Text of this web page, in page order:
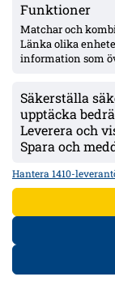
Funktioner
Matchar och
Länka olika
information som
Säkerställa
upptäcka
Leverera och
Spara och
Hantera 1410-
ÖVERSIKT
Nyheter & Reportage
Spelarbetyg
KONTAKT
jobb@bollsvenskan.se
ÖVRIGT
Annonsera
Personuppgiftspolicy